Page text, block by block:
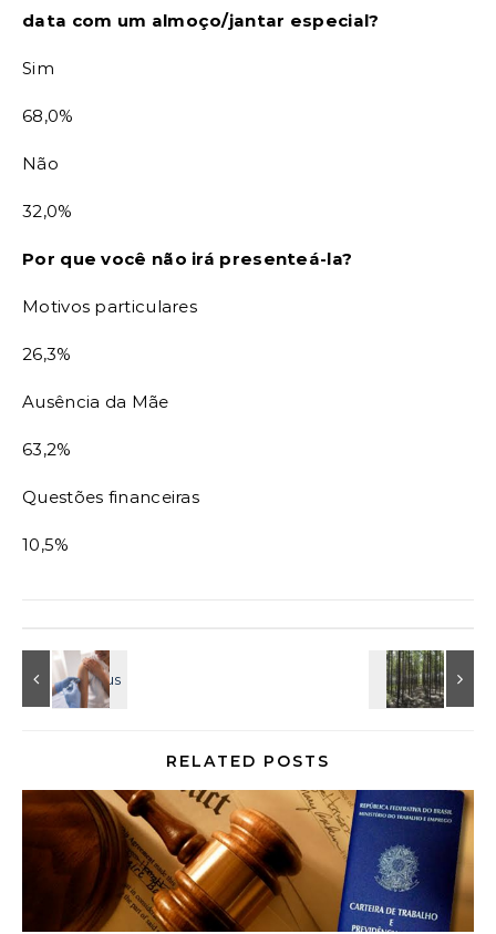
data com um almoço/jantar especial?
Sim
68,0%
Não
32,0%
Por que você não irá presenteá-la?
Motivos particulares
26,3%
Ausência da Mãe
63,2%
Questões financeiras
10,5%
RELATED POSTS